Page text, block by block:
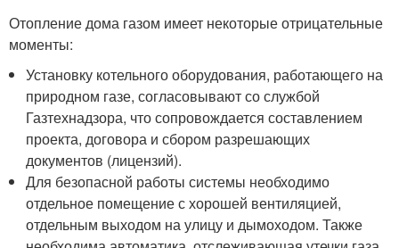
Отопление дома газом имеет некоторые отрицательные
моменты:
Установку котельного оборудования, работающего на
природном газе, согласовывают со службой
Газтехнадзора, что сопровождается составлением
проекта, договора и сбором разрешающих
документов (лицензий).
Для безопасной работы системы необходимо
отдельное помещение с хорошей вентиляцией,
отдельным выходом на улицу и дымоходом. Также